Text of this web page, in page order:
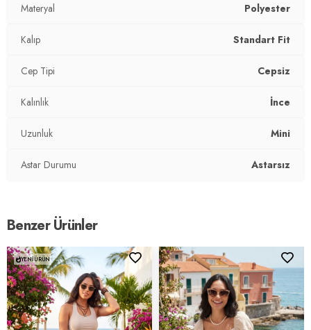
Materyal Polyester
Kalıp Standart Fit
Cep Tipi Cepsiz
Kalınlık İnce
Uzunluk Mini
Astar Durumu Astarsız
Benzer Ürünler
YENI ÜRÜN